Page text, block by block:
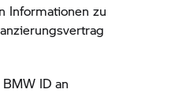
Informationen zu
ID an